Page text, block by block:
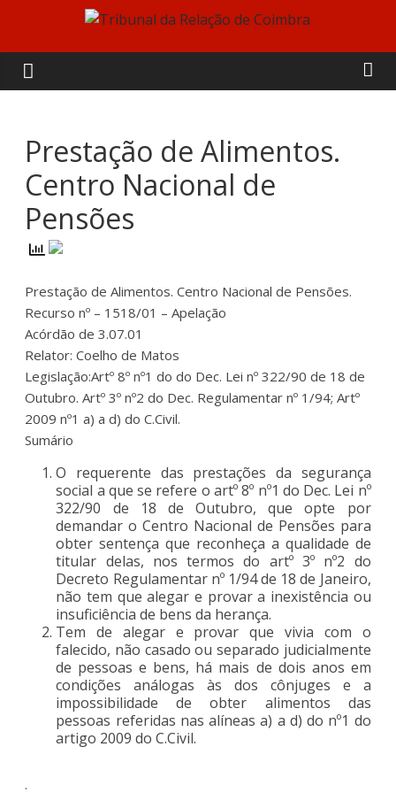
content
Tribunal
da
Relação
de
Coimbra
Prestação de Alimentos.
Centro Nacional de
Pensões
Prestação de Alimentos. Centro Nacional de Pensões.
Recurso nº – 1518/01 – Apelação
Acórdão de 3.07.01
Relator: Coelho de Matos
Legislação:Artº 8º nº1 do do Dec. Lei nº 322/90 de 18 de
Outubro. Artº 3º nº2 do Dec. Regulamentar nº 1/94; Artº
2009 nº1 a) a d) do C.Civil.
Sumário
O requerente das prestações da segurança
social a que se refere o artº 8º nº1 do Dec. Lei nº
322/90 de 18 de Outubro, que opte por
demandar o Centro Nacional de Pensões para
obter sentença que reconheça a qualidade de
titular delas, nos termos do artº 3º nº2 do
Decreto Regulamentar nº 1/94 de 18 de Janeiro,
não tem que alegar e provar a inexistência ou
insuficiência de bens da herança.
Tem de alegar e provar que vivia com o
falecido, não casado ou separado judicialmente
de pessoas e bens, há mais de dois anos em
condições análogas às dos cônjuges e a
impossibilidade de obter alimentos das
pessoas referidas nas alíneas a) a d) do nº1 do
artigo 2009 do C.Civil.
.